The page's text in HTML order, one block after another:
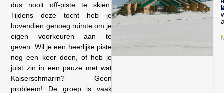
dus nooit off-piste te skiën.
Tijdens deze tocht heb je
bovendien genoeg ruimte om je
eigen voorkeuren aan te
geven. Wil je een heerlijke piste
nog een keer doen, of heb je
juist zin in een pauze met wat
Kaiserschmarrn? Geen
probleem! De groep is vaak